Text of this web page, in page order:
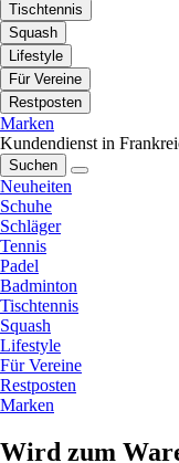
Tischtennis
Squash
Lifestyle
Für Vereine
Restposten
Marken
Kundendienst in
Suchen
Neuheiten
Schuhe
Schläger
Tennis
Padel
Badminton
Tischtennis
Squash
Lifestyle
Für Vereine
Restposten
Marken
Wird zum